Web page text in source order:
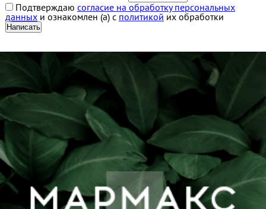
Подтверждаю согласие на обработку персональных
данныхи ознакомлен (а) с политикой их обработки